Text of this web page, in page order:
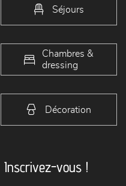
Séjours
Chambres &
dressing
Décoration
Inscrivez-vous !